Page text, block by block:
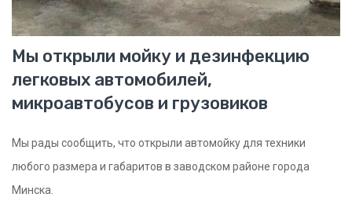
Мы открыли мойку и дезинфекцию
легковых автомобилей,
микроавтобусов и грузовиков
Мы рады сообщить, что открыли автомойку для техники
любого размера и габаритов в заводском районе города
Минска.